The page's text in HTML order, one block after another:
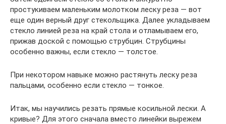
простукиваем маленьким молотком леску реза — вот
еще один верный друг стекольщика. Далее укладываем
стекло линией реза на край стола и отламываем его,
прижав доской с помощью струбцин. Струбцины
особенно важны, если стекло — толстое.
При некотором навыке можно растянуть леску реза
пальцами, особенно если стекло — тонкое.
Итак, мы научились резать прямые косильной лески. А
кривые? Для этого сначала вместо линейки вырежем